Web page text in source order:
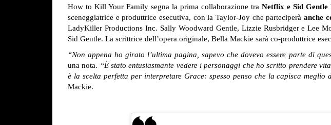
How to Kill Your Family segna la prima collaborazione tra Netflix e Sid
sceneggiatrice e produttrice esecutiva, con la Taylor-Joy che parteciperà anche
LadyKiller Productions Inc. Sally Woodward Gentle, Lizzie Rusbridger e Lee
Sid Gentle. La scrittrice dell’opera originale, Bella Mackie sarà co-produttrice
“Non appena ho girato l’ultima pagina, sapevo che dovevo essere parte di
una nota. “È stato entusiasmante vedere i personaggi che ho scritto prendere
è la scelta perfetta per interpretare Grace: spesso penso che la capisca meglio
Mackie.